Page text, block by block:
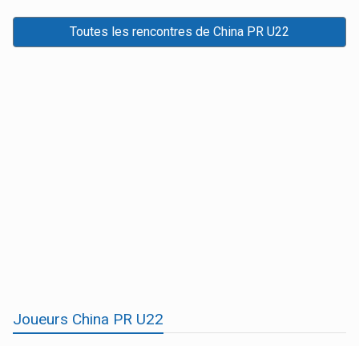
Toutes les rencontres de China PR U22
Joueurs China PR U22